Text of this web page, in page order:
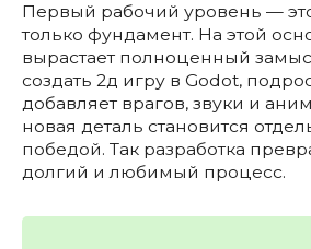
Первый рабочий уровень —
только фундамент. На этой
вырастает полноценный
создать 2д игру в Godot,
добавляет врагов, звуки и
новая деталь становится
победой. Так разработка
долгий и любимый процесс.